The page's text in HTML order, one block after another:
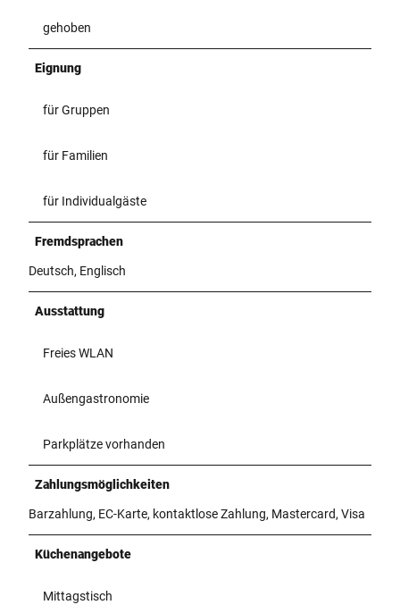
gehoben
Eignung
für Gruppen
für Familien
für Individualgäste
Fremdsprachen
Deutsch, Englisch
Ausstattung
Freies WLAN
Außengastronomie
Parkplätze vorhanden
Zahlungsmöglichkeiten
Barzahlung, EC-Karte, kontaktlose Zahlung, Mastercard, Visa
Küchenangebote
Mittagstisch